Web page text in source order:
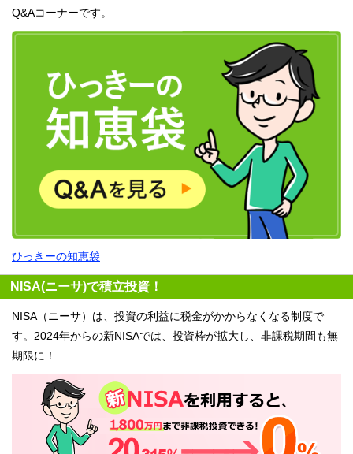
Q&Aコーナーです。
ひっきーの知恵袋
NISA(ニーサ)で積立投資！
NISA（ニーサ）は、投資の利益に税金がかからなくなる制度で
す。2024年からの新NISAでは、投資枠が拡大し、非課税期間も無
期限に！